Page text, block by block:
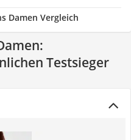
Damen Vergleich
Testsieger